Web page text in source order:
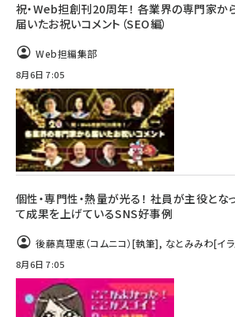
祝・Web担創刊20周年！ 各業界の専門家か
届いたお祝いコメント（SEO編）
Web担編集部
8月6日 7:05
個性・専門性・熱量が光る！ 社員が主役とな
て成果を上げているSNS好事例
後藤真理恵（コムニコ）[執筆], なとみみわ[イ
8月6日 7:05